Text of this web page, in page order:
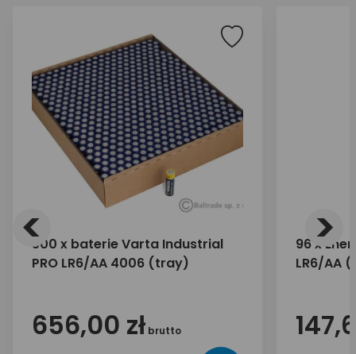
500 x baterie Varta Industrial
PRO LR6/AA 4006 (tray)
656,00 zł brutto
96 x
LR6/AA
< >